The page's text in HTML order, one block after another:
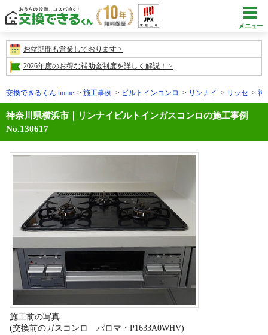
メニュー
お盆期間も営業しております
2026年度のお得な補助金制度を詳しく解説！
交換できるくん home 施工事例 ビルトインコンロ リンナイ リッセ 神
神奈川県横浜市｜リンナイビルトインガスコンロの施工事例
No.130617
施工前の写真
(交換前のガスコンロ パロマ・P1633A0WHV)